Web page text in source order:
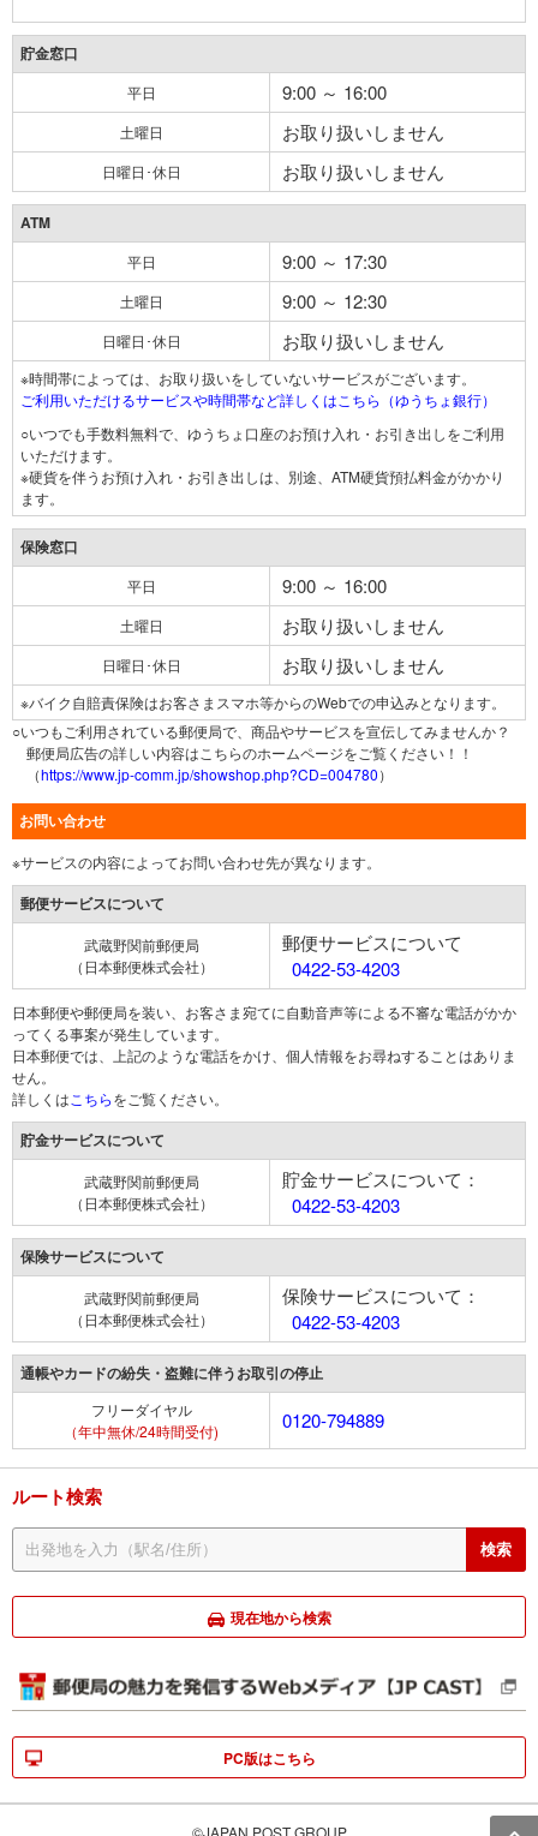
貯金窓口
平日 9:00 ～ 16:00
土曜日 お取り扱いしません
日曜日･休日 お取り扱いしません
ATM
平日 9:00 ～ 17:30
土曜日 9:00 ～ 12:30
日曜日･休日 お取り扱いしません
※時間帯によっては、お取り扱いをしていないサービスがございます。
ご利用いただけるサービスや時間帯など詳しくはこちら（ゆうちょ銀行）
○いつでも手数料無料で、ゆうちょ口座のお預け入れ・お引き出しをご利用
いただけます。
※硬貨を伴うお預け入れ・お引き出しは、別途、ATM硬貨預払料金がかかり
ます。
保険窓口
平日 9:00 ～ 16:00
土曜日 お取り扱いしません
日曜日･休日 お取り扱いしません
※バイク自賠責保険はお客さまスマホ等からのWebでの申込みとなります。
○いつもご利用されている郵便局で、商品やサービスを宣伝してみませんか？
郵便局広告の詳しい内容はこちらのホームページをご覧ください！！
（https://www.jp-comm.jp/showshop.php?CD=004780）
お問い合わせ
※サービスの内容によってお問い合わせ先が異なります。
郵便サービスについて
武蔵野関前郵便局
（日本郵便株式会社）
郵便サービスについて
0422-53-4203
日本郵便や郵便局を装い、お客さま宛てに自動音声等による不審な電話がかか
ってくる事案が発生しています。
日本郵便では、上記のような電話をかけ、個人情報をお尋ねすることはありま
せん。
詳しくは こちらをご覧ください。
貯金サービスについて
武蔵野関前郵便局
（日本郵便株式会社）
貯金サービスについて：
0422-53-4203
保険サービスについて
武蔵野関前郵便局
（日本郵便株式会社）
保険サービスについて：
0422-53-4203
通帳やカードの紛失・盗難に伴うお取引の停止
フリーダイヤル
（年中無休/24時間受付)
0120-794889
ルート検索
現在地から検索
PC版はこちら